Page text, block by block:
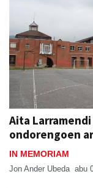
Aita
ondorengoen
IN MEMORIAM
Jon Ander Ubeda abu